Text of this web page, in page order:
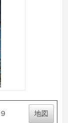
地図